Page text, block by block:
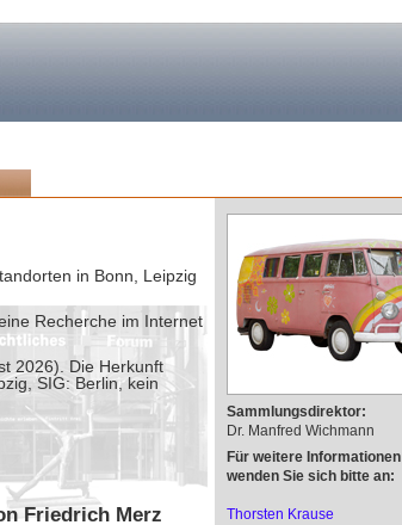
in Bonn, Leipzig
Recherche im Internet
2026). Die Herkunft
SIG: Berlin, kein
Friedrich Merz
Sammlungsdirektor:
Dr. Manfred Wichmann
Für weitere Informationen
wenden Sie sich bitte an:
Thorsten Krause